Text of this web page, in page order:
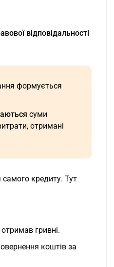
відповідальності
формується
суми
отримані
кредиту. Тут
гривні.
коштів за